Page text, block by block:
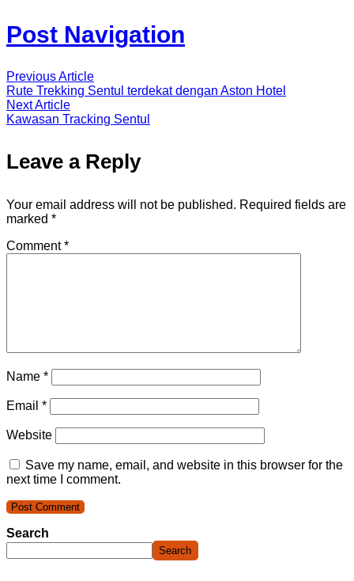
Post Navigation
Previous Article
Rute Trekking Sentul terdekat dengan Aston Hotel
Next Article
Kawasan Tracking Sentul
Leave a Reply
Your email address will not be published. Required fields are
marked *
Comment*
Name *
Email *
Website
Save my name, email, and website in this browser for the
next time I comment.
Search
Search